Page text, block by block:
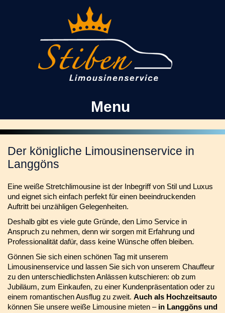
Menu
Der königliche Limousinenservice in
Langgöns
Eine weiße Stretchlimousine ist der Inbegriff von Stil und Luxus
und eignet sich einfach perfekt für einen beeindruckenden
Auftritt bei unzähligen Gelegenheiten.
Deshalb gibt es viele gute Gründe, den Limo Service in
Anspruch zu nehmen, denn wir sorgen mit Erfahrung und
Professionalität dafür, dass keine Wünsche offen bleiben.
Gönnen Sie sich einen schönen Tag mit unserem
Limousinenservice und lassen Sie sich von unserem Chauffeur
zu den unterschiedlichsten Anlässen kutschieren: ob zum
Jubiläum, zum Einkaufen, zu einer Kundenpräsentation oder zu
einem romantischen Ausflug zu zweit. Auch als Hochzeitsauto
können Sie unsere weiße Limousine mieten – in Langgöns und